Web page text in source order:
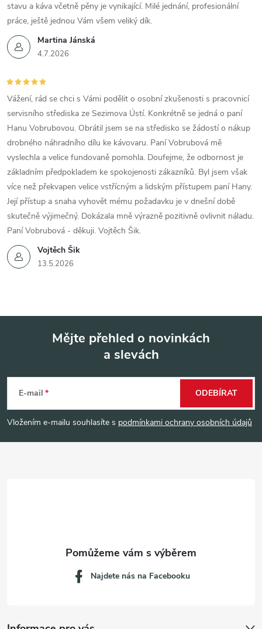
Martina Jánská
4.7.2026
stavu a káva včetně pěny je vynikající. Milé jednání, profesionální
práce, ještě jednou Vám všem veliký dík.
Vojtěch Šik
13.5.2026
Vážení, rád se chci s Vámi podělit o osobní zkušenosti s pracovnicí
servisního střediska ze Sezimova Ústí. Konkrétně se jedná o paní
Hanu Vobrubovou. Obrátil jsem se na středisko se žádostí o nákup
drobného náhradního dílu ke kávovaru. Paní Vobrubová mě
vyslechla a velice fundovaně pomohla. Doufejme, že odbornost je
základním předpokladem ke spokojenosti zákazníků. Byl jsem však
více než překvapen velice vstřícným a lidským přístupem paní Hany.
Její přístup a snaha vyhovět mému požadavku je v dnešní době
skutečně výjimečný. Dokázala mně výrazně pozitivně ovlivnit náladu.
Paní Vobrubová - děkuji. Vojtěch Šik.
p
a
Mějte přehled o novinkách
a slevách
E-mail
Vložením e-mailu souhlasíte s podmínkami ochrany osobních údajů
ODEBÍRAT
Najdete nás na Facebooku